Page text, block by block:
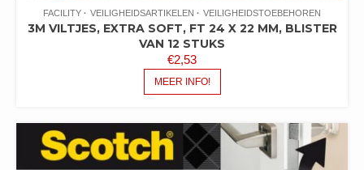
FACILITY VEILIGHEIDSARTIKELEN VEILIGHEIDSTOEBEHOREN
3M VILTJES, EXTRA SOFT, FT 24 X 22 MM, BLISTER
VAN 12 STUKS
€2,53
MEER INFO!